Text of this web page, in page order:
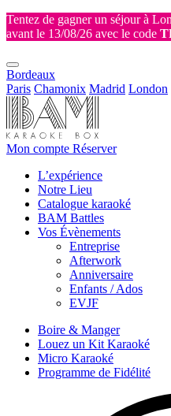
Tentez de gagner un séjour à
avant le 13/08/26 avec le code
Bordeaux
Paris Chamonix Madrid London
Mon compte Réserver
L’expérience
Notre Lieu
Catalogue karaoké
BAM Battles
Vos Évènements
Entreprise
Afterwork
Anniversaire
Enfants / Ados
EVJF
Boire & Manger
Louez un Kit Karaoké
Micro Karaoké
Programme de Fidélité